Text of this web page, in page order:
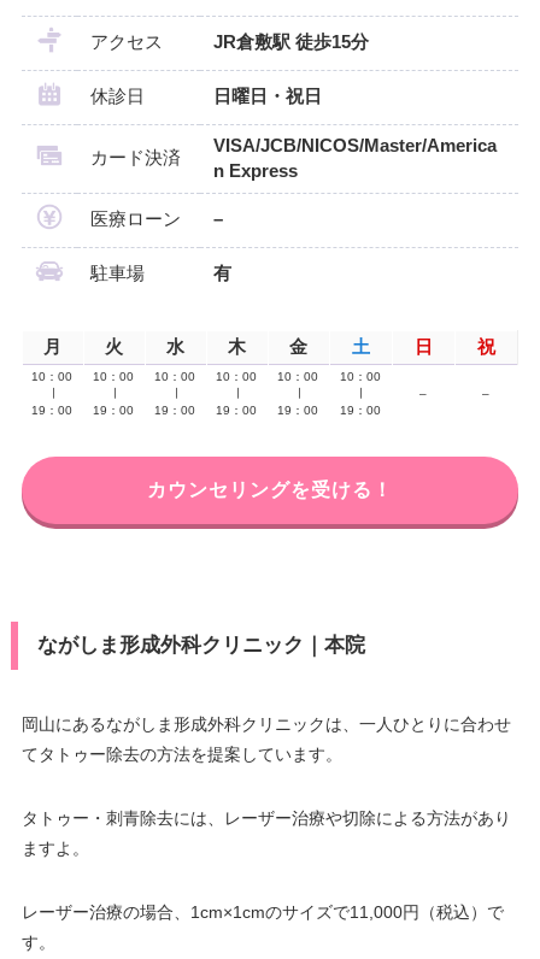
アクセス JR倉敷駅 徒歩15分
休診日 日曜日・祝日
カード決済
VISA/JCB/NICOS/Master/America
n Express
医療ローン –
駐車場 有
月 火 水 木 金 土 日 祝
10：00
19：00
10：00
19：00
10：00
19：00
10：00
19：00
10：00
19：00
10：00
19：00
– –
カウンセリングを受ける！
ながしま形成外科クリニック｜本院
岡山にあるながしま形成外科クリニックは、一人ひとりに合わせ
てタトゥー除去の方法を提案しています。
タトゥー・刺青除去には、レーザー治療や切除による方法があり
ますよ。
レーザー治療の場合、1cm×1cmのサイズで11,000円（税込）で
す。